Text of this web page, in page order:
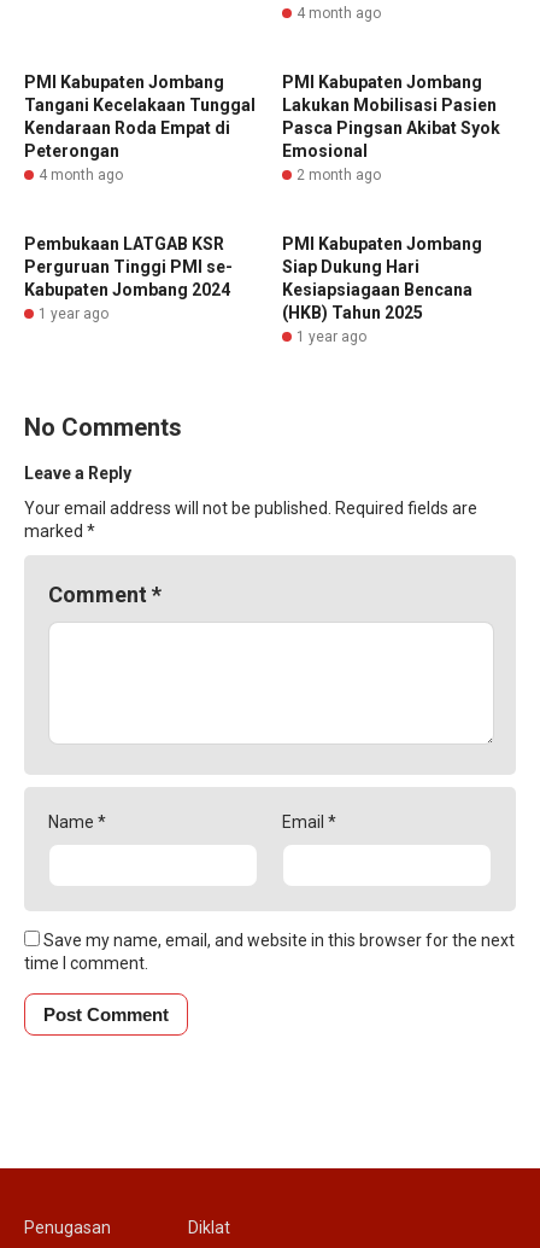
4 month ago
PMI Kabupaten Jombang
Tangani Kecelakaan Tunggal
Kendaraan Roda Empat di
Peterongan
4 month ago
PMI Kabupaten Jombang
Lakukan Mobilisasi Pasien
Pasca Pingsan Akibat Syok
Emosional
2 month ago
Pembukaan LATGAB KSR
Perguruan Tinggi PMI se-
Kabupaten Jombang 2024
1 year ago
PMI Kabupaten Jombang
Siap Dukung Hari
Kesiapsiagaan Bencana
(HKB) Tahun 2025
1 year ago
No Comments
Leave a Reply
Your email address will not be published.
Required fields are
marked *
Comment *
Name * Email *
Save my name, email, and website in this browser for the next
time I comment.
Penugasan Diklat